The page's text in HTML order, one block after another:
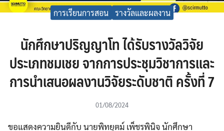
การเรียนการสอน รางวัลและผลงาน
นักศึกษาปริญญาโท ได้รับรางวัลวิจัย
ประเภทชมเชย จากการประชุมวิชาการและ
การนำเสนอผลงานวิจัยระดับชาติ ครั้งที่ 7
01/08/2024
ขอแสดงความยินดีกับ นายพิทยุตม์ เพ็ชรพินิจ นักศึกษา